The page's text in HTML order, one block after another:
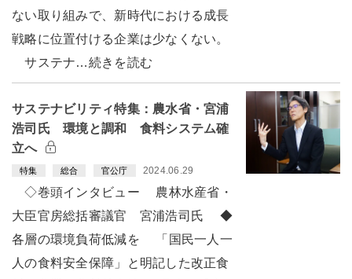
ない取り組みで、新時代における成長
戦略に位置付ける企業は少なくない。
サステナ…続きを読む
サステナビリティ特集：農水省・宮浦
浩司氏 環境と調和 食料システム確
立へ
特集 総合 官公庁 2024.06.29
◇巻頭インタビュー 農林水産省・
大臣官房総括審議官 宮浦浩司氏 ◆
各層の環境負荷低減を 「国民一人一
人の食料安全保障」と明記した改正食